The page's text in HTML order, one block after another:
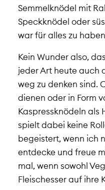
Semmelknödel mit
Speckknödel oder
war für alles zu
Kein Wunder also,
jeder Art heute auch
weg zu denken sind.
dienen oder in Form
Kaspressknödeln
spielt dabei keine
begeistert, wenn ich
entdecke und freue
mal, wenn sowohl
Fleischesser auf ihre